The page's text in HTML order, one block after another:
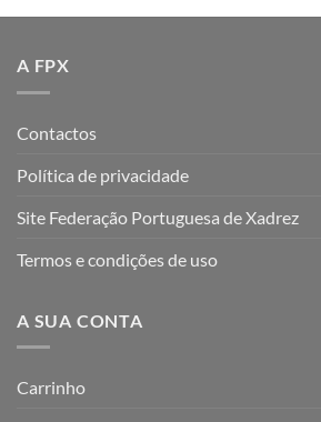
A FPX
Contactos
Política de privacidade
Site Federação Portuguesa de Xadrez
Termos e condições de uso
A SUA CONTA
Carrinho